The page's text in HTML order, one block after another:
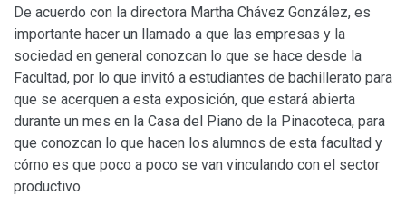
De acuerdo con la directora Martha Chávez González, es
importante hacer un llamado a que las empresas y la
sociedad en general conozcan lo que se hace desde la
Facultad, por lo que invitó a estudiantes de bachillerato para
que se acerquen a esta exposición, que estará abierta
durante un mes en la Casa del Piano de la Pinacoteca, para
que conozcan lo que hacen los alumnos de esta facultad y
cómo es que poco a poco se van vinculando con el sector
productivo.